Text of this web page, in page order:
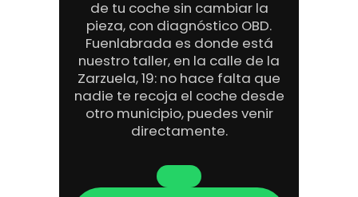
de tu coche sin cambiar la
pieza, con diagnóstico OBD.
Fuenlabrada es donde está
nuestro taller, en la calle de la
Zarzuela, 19: no hace falta que
nadie te recoja el coche desde
otro municipio, puedes venir
directamente.